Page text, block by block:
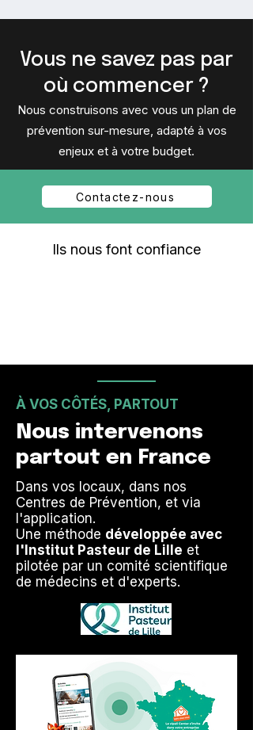
Vous ne savez pas par
où commencer ?
Nous construisons avec vous un plan de
prévention sur-mesure, adapté à vos
enjeux et à votre budget.
Contactez-nous
Ils nous font confiance
À VOS CÔTÉS, PARTOUT
Nous intervenons
partout en France
Dans vos locaux, dans nos
Centres de Prévention, et via
l'application.
Une méthode développée avec
l'Institut Pasteur de Lille et
pilotée par un comité scientifique
de médecins et d'experts.